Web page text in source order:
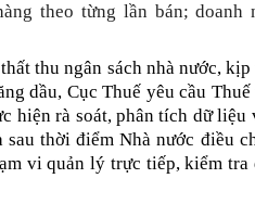
theo từng lần bán; doanh
thu ngân sách nhà nước,
dầu, Cục Thuế yêu cầu
hiện rà soát, phân tích dữ
thời điểm Nhà nước điều
vi quản lý trực tiếp, kiểm tra